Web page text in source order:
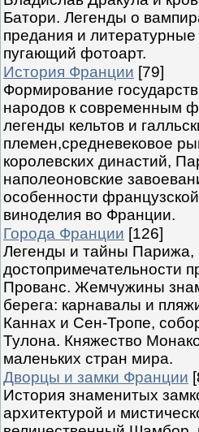
Батори. Легенды о
предания и
пугающий фотоарт.
История Франции [79]
Формирование
народов к современным
легенды кельтов и
племен,средневековое
королевских династий,
наполеоновские
особенности
виноделия во Франции.
Города Франции [126]
Легенды и тайны Парижа,
достопримечательности
Прованс. Жемчужины
берега: карнавалы и
Каннах и Сен-Тропе,
Тулона. Княжество
маленьких стран мира.
Дворцы и замки Франции
История знаменитых
архитектурой и